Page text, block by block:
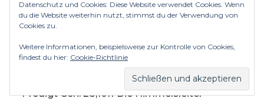
Sieben Tage leben in Hütten
Rosch haSchana – Fest und Tragödie der
Predigt Gen. 28,10ff Die Himmelsleiter
Datenschutz und Cookies: Diese Website verwendet Cookies. Wenn
du die Website weiterhin nutzt, stimmst du der Verwendung von
Cookies zu.
Weitere Informationen, beispielsweise zur Kontrolle von Cookies,
findest du hier: Cookie-Richtlinie